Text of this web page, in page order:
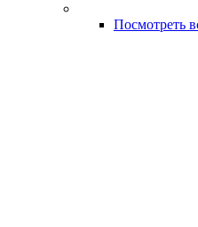
Посмотреть